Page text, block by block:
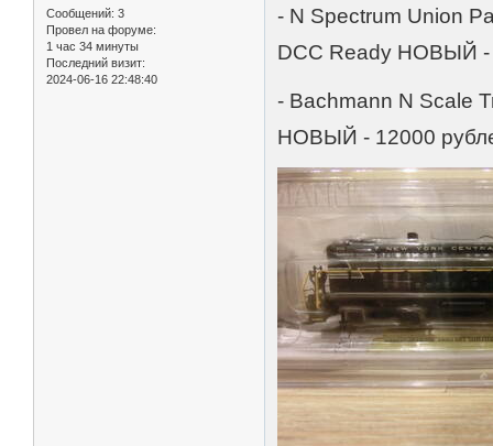
Сообщений: 3
Провел на форуме:
1 час 34 минуты
Последний визит:
2024-06-16 22:48:40
- N Spectrum Union
DCC Ready НОВЫЙ -
- Bachmann N Scale
НОВЫЙ - 12000